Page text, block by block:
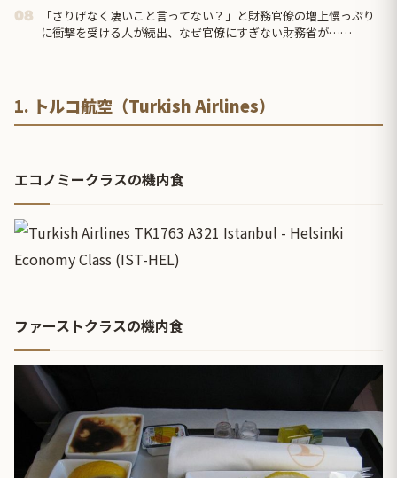
08
「さりげなく凄いこと言ってない？」と財務官僚の増上慢っぷり
に衝撃を受ける人が続出、なぜ官僚にすぎない財務省が……
1. トルコ航空（Turkish Airlines）
エコノミークラスの機内食
ファーストクラスの機内食